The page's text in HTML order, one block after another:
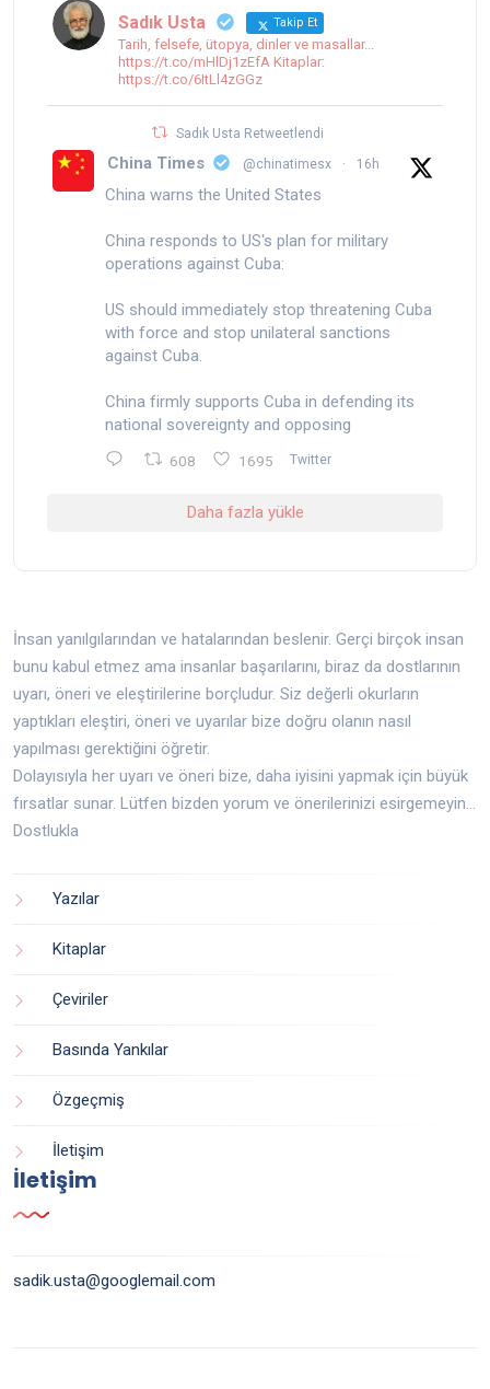
Sadık Usta Takip Et
Tarih, felsefe, ütopya, dinler ve masallar...
https://t.co/mHlDj1zEfA Kitaplar:
https://t.co/6ItLl4zGGz
Sadık Usta Retweetlendi
China Times @chinatimesx · 16h
China warns the United States
China responds to US's plan for military
operations against Cuba:
US should immediately stop threatening Cuba
with force and stop unilateral sanctions
against Cuba.
China firmly supports Cuba in defending its
national sovereignty and opposing
608 1695 Twitter
Daha fazla yükle
İnsan yanılgılarından ve hatalarından beslenir. Gerçi birçok insan
bunu kabul etmez ama insanlar başarılarını, biraz da dostlarının
uyarı, öneri ve eleştirilerine borçludur. Siz değerli okurların
yaptıkları eleştiri, öneri ve uyarılar bize doğru olanın nasıl
yapılması gerektiğini öğretir.
Dolayısıyla her uyarı ve öneri bize, daha iyisini yapmak için büyük
fırsatlar sunar. Lütfen bizden yorum ve önerilerinizi esirgemeyin...
Dostlukla
Yazılar
Kitaplar
Çeviriler
Basında Yankılar
Özgeçmiş
İletişim
İletişim
sadik.usta@googlemail.com